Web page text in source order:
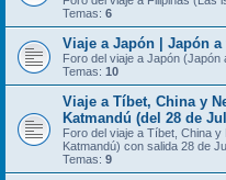
Temas: 6
Viaje a Japón | Japón
Foro del viaje a Japón
Temas: 10
Viaje a Tíbet, China y
Katmandú (del 28 de
Foro del viaje a Tíbet, China
Katmandú) con salida 28 de
Temas: 9